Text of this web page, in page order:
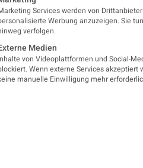
Sie auf
Bitte
Sie,
dabei
entsperren
Service
akzeptieren
und Inhalte
Services werden von
Werbung anzuzeigen. Sie
verfolgen.
Medien
von Videoplattformen und Social-
Wenn externe Services
manuelle Einwilligung mehr